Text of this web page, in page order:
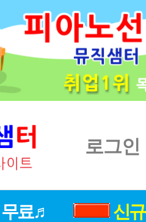
로그인
무료♬ 신